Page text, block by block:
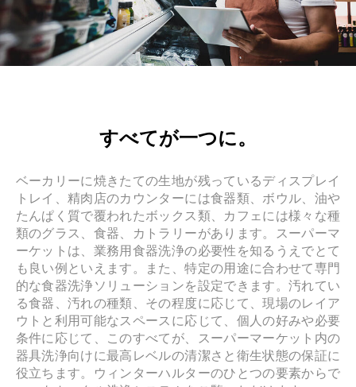
すべてが一つに。
ベーカリーに焼きたての生地が残っているディスプレイ
トレイ、精肉店のカウンターには食器類、ボウル、油や
たんぱく質で覆われたボックス類、カフェには様々な種
類のグラス、食器、カトラリーがあります。スーパーマ
ーケットは、業務用食器洗浄の必要性を知るうえでとて
も良い例といえます。また、特定の用途に合わせて専門
的な食器洗浄ソリューションを設定できます。汚れてい
る食器、汚れの種類、その程度に応じて、現場のレイア
ウトと利用可能なスペースに応じて、個人の好みや必要
条件に応じて、このすべてが、スーパーマーケット内の
器具洗浄向けに最高レベルの清潔さと衛生状態の保証に
役立ちます。ウィンターハルターのひとつの要素からで